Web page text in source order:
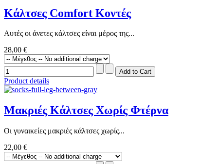
Κάλτσες Comfort Κοντές
Αυτές οι άνετες κάλτσες είναι μέρος της...
28,00 €
Product details
Μακριές Κάλτσες Χωρίς Φτέρνα
Οι γυναικείες μακριές κάλτσες χωρίς...
22,00 €